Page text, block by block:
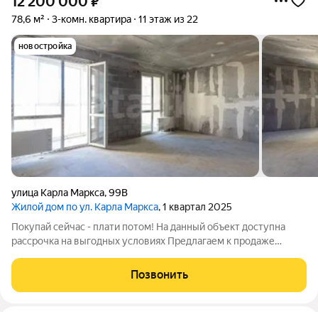
78,6 м² 3-комн. квартира 11 этаж из 22
новостройка
улица Карла Маркса,99В
Жилой дом по ул. Карла Маркса, 1 квартал 2025
Покупай сейчас - плати потом! На данный объект доступна
рассрочка на выгодных условиях Предлагаем к продаже
комплексе "Огни Города" на ул. Карла Маркса. Квартира
расположена на 11 этаже, что
Позвонить